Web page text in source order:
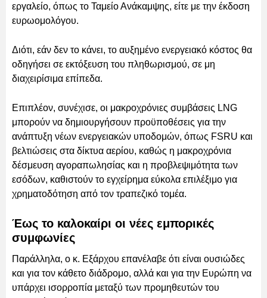
εργαλείο, όπως το Ταμείο Ανάκαμψης, είτε με την έκδοση
ευρωομολόγου.
Διότι, εάν δεν το κάνει, το αυξημένο ενεργειακό κόστος θα
οδηγήσει σε εκτόξευση του πληθωρισμού, σε μη
διαχειρίσιμα επίπεδα.
Επιπλέον, συνέχισε, οι μακροχρόνιες συμβάσεις LNG
μπορούν να δημιουργήσουν προϋποθέσεις για την
ανάπτυξη νέων ενεργειακών υποδομών, όπως FSRU και
βελτιώσεις στα δίκτυα αερίου, καθώς η μακροχρόνια
δέσμευση αγοραπωλησίας και η προβλεψιμότητα των
εσόδων, καθιστούν το εγχείρημα εύκολα επιλέξιμο για
χρηματοδότηση από τον τραπεζικό τομέα.
Έως το καλοκαίρι οι νέες εμπορικές
συμφωνίες
Παράλληλα, ο κ. Εξάρχου επανέλαβε ότι είναι ουσιώδες
και για τον κάθετο διάδρομο, αλλά και για την Ευρώπη να
υπάρχει ισορροπία μεταξύ των προμηθευτών του